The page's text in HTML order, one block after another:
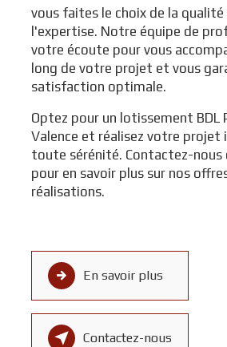
vous faites le choix de la
l'expertise. Notre équipe de
votre écoute pour vous
long de votre projet et vous
satisfaction optimale.
Optez pour un lotissement BDL
Valence et réalisez votre projet
toute sérénité. Contactez-nous
pour en savoir plus sur nos
réalisations.
En savoir plus
Contactez-nous